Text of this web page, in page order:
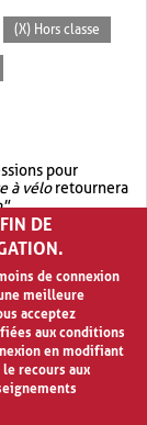
(X) Hors classe
pour
à véloretournera
.
.garage OR vélo
à vélo
DE
de connexion
meilleure
acceptez
aux conditions
en modifiant
recours aux